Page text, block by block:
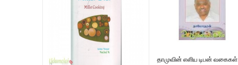
தாமுவின் எளிய டிபன் வகைகள்